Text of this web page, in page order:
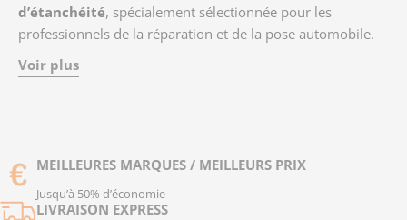
d’étanchéité, spécialement sélectionnée pour les
professionnels de la réparation et de la pose automobile.
Ces produits garantissent une
une parfaite
tous types de véhicules. L'utilisation de solutions
professionnelles permet un travail rapide, propre et
conforme aux normes du secteur. Offrez à vos
Voir plus
MEILLEURES MARQUES / MEILLEURS PRIX
Jusqu’à 50% d’économie
LIVRAISON EXPRESS